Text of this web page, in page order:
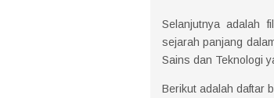
Selanjutnya adalah
sejarah panjang
Sains dan Teknologi
Berikut adalah daftar